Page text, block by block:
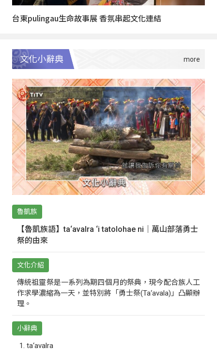
台東pulingau生命故事展 香氛串起文化連結
文化小辭典
魯凱族
【魯凱族語】ta‘avalra ‘i tatolohae ni｜萬山部落勇士
祭的由來
文化介紹
傳統祖靈祭是一系列為期四個月的祭典，現今配合族人工
作求學濃縮為一天，並特別將「勇士祭(Ta‘avala)」凸顯辦
理。
小辭典
ta‘avalra